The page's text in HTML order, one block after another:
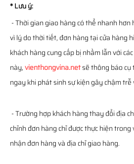
* Lưu ý:
- Thời gian giao hàng có thể nhanh hơn
vì lý do thời tiết, đơn hàng tại cửa hàng
khách hàng cung cấp bị nhầm lẫn với
này,vienthongvina.netsẽ thông báo cụ
ngay khi phát sinh sự kiện gây chậm trễ
- Trường hợp khách hàng thay đổi địa
chỉnh đơn hàng chỉ được thực hiện
nhận đơn hàng và địa chỉ giao hàng.